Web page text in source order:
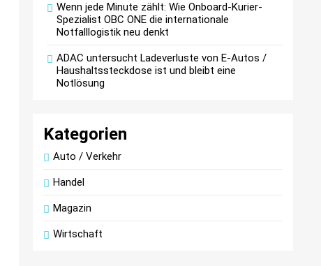
Wenn jede Minute zählt: Wie Onboard-Kurier-
Spezialist OBC ONE die internationale
Notfalllogistik neu denkt
ADAC untersucht Ladeverluste von E-Autos /
Haushaltssteckdose ist und bleibt eine
Notlösung
Kategorien
Auto / Verkehr
Handel
Magazin
Wirtschaft